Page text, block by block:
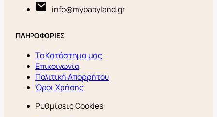
info@mybabyland.gr
ΠΛΗΡΟΦΟΡΙΕΣ
Το Κατάστημα μας
Επικοινωνία
Πολιτική Απορρήτου
Όροι Χρήσης
Ρυθμίσεις Cookies